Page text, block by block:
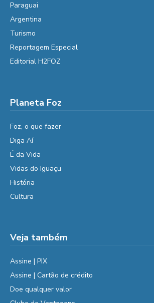
Paraguai
Argentina
Turismo
Reportagem Especial
Editorial H2FOZ
Planeta Foz
Foz, o que fazer
Diga Aí
É da Vida
Vidas do Iguaçu
História
Cultura
Veja também
Assine | PIX
Assine | Cartão de crédito
Doe qualquer valor